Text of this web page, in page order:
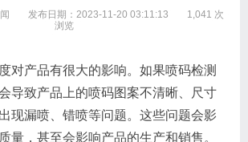
发布日期：2023-11-20 03:11:13
1,041 次
浏览
对产品有很大的影响。如果喷码检测
导致产品上的喷码图案不清晰、尺寸
现漏喷、错喷等问题。这些问题会影
量，甚至会影响产品的生产和销售。